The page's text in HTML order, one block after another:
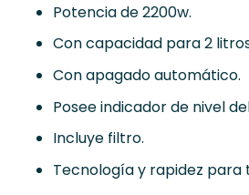
Potencia de 2200w.
Con capacidad para 2
Con apagado automático.
Posee indicador de nivel
Incluye filtro.
Tecnología y rapidez para